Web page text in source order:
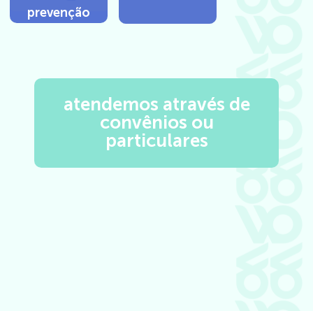
prevenção
atendemos através de
convênios ou
particulares